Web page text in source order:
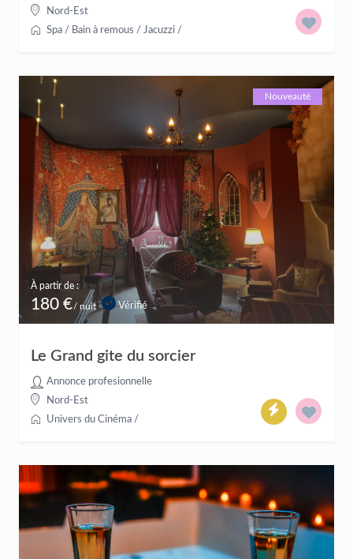
Nord-Est
Spa / Bain à remous / Jacuzzi /
À partir de :
180 €/ nuit
Nouveauté
Vérifié
Le Grand gite du sorcier
Annonce profesionnelle
Nord-Est
Univers du Cinéma /